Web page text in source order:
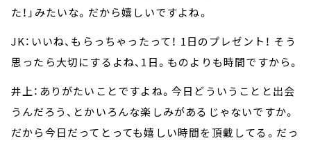
た！」みたいな。だから嬉しいですよね。
JK：いいね、もらっちゃったって！ 1日のプレゼント！ そう
思ったら大切にするよね、1日。ものよりも時間ですから。
井上：ありがたいことですよね。今日どういうことと出会
うんだろう、とかいろんな楽しみがあるじゃないですか。
だから今日だってとっても嬉しい時間を頂戴してる。だっ